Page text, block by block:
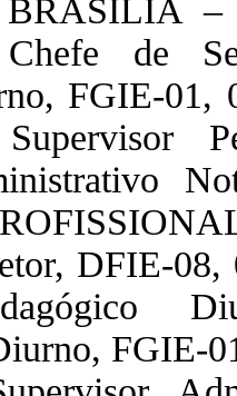
–
de
FGIE-
DFIE-08,
FGIE-